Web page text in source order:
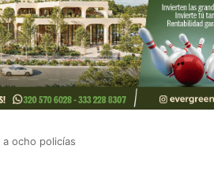
ocho policías